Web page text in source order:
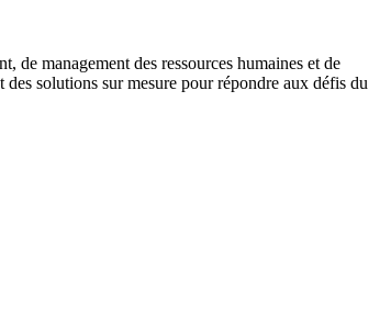
de management des ressources humaines et de
solutions sur mesure pour répondre aux défis du